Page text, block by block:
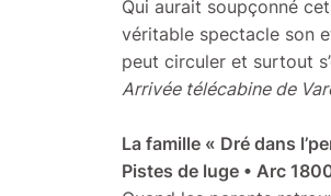
Qui aurait soupçonné
véritable spectacle son
peut circuler et surtout
Arrivée télécabine de
La famille « Dré dans
Pistes de luge • Arc